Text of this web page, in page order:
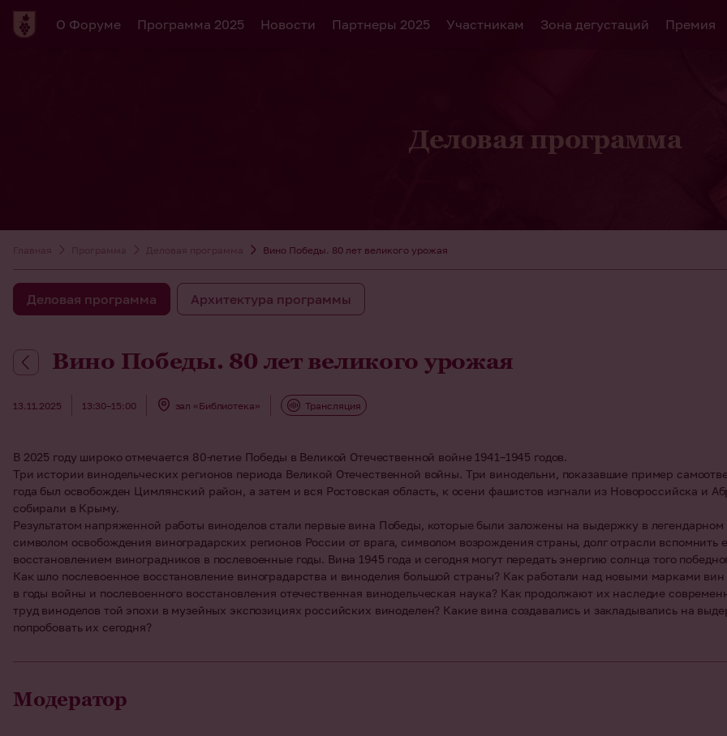
О Форуме Программа 2025 Новости Партнеры 2025 Участникам Зона дегустаций Премия
Деловая программа
Главная Программа Деловая программа Вино Победы. 80 лет великого урожая
Деловая программа Архитектура программы
Вино Победы. 80 лет великого урожая
13.11.2025 13:30–15:00 зал «Библиотека» Трансляция
В 2025 году широко отмечается 80-летие Победы в Великой Отечественной войне 1941–1945 годов.
Три истории винодельческих регионов периода Великой Отечественной войны. Три винодельни, показавшие пример
года был освобожден Цимлянский район, а затем и вся Ростовская область, к осени фашистов изгнали из Новороссийска и
собирали в Крыму.
Результатом напряженной работы виноделов стали первые вина Победы, которые были заложены на выдержку в легендарном
символом освобождения виноградарских регионов России от врага, символом возрождения страны, долг отрасли
восстановлением виноградников в послевоенные годы. Вина 1945 года и сегодня могут передать энергию солнца того
Как шло послевоенное восстановление виноградарства и виноделия большой страны? Как работали над новыми марками
в годы войны и послевоенного восстановления отечественная винодельческая наука? Как продолжают их наследие
труд виноделов той эпохи в музейных экспозициях российских виноделен? Какие вина создавались и закладывались на
попробовать их сегодня?
Модератор